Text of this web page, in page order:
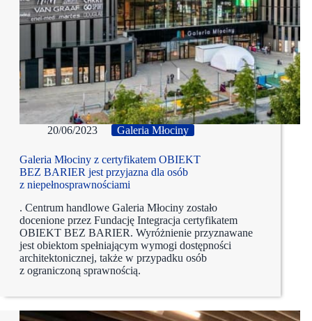
20/06/2023 Galeria Młociny
Galeria Młociny z certyfikatem OBIEKT
BEZ BARIER jest przyjazna dla osób
z niepełnosprawnościami
. Centrum handlowe Galeria Młociny zostało
docenione przez Fundację Integracja certyfikatem
OBIEKT BEZ BARIER. Wyróżnienie przyznawane
jest obiektom spełniającym wymogi dostępności
architektonicznej, także w przypadku osób
z ograniczoną sprawnością.